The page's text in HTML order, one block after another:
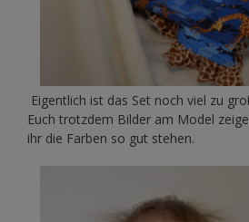
Eigentlich ist das Set noch viel zu
Euch trotzdem Bilder am Model
ihr die Farben so gut stehen.